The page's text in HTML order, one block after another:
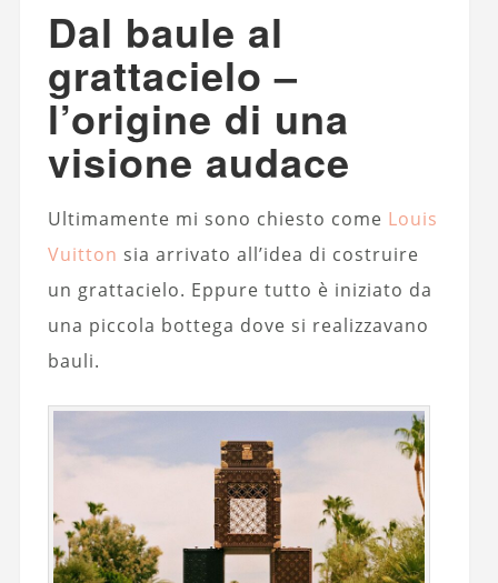
Dal baule al
grattacielo –
l’origine di una
visione audace
Ultimamente mi sono chiesto come Louis
Vuitton sia arrivato all’idea di costruire
un grattacielo. Eppure tutto è iniziato da
una piccola bottega dove si realizzavano
bauli.